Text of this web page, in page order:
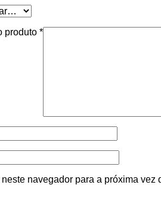
produto *
navegador para a próxima vez